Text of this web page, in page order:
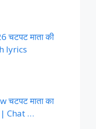
चटपट माता की
lyrics
चटपट माता का
Chat …